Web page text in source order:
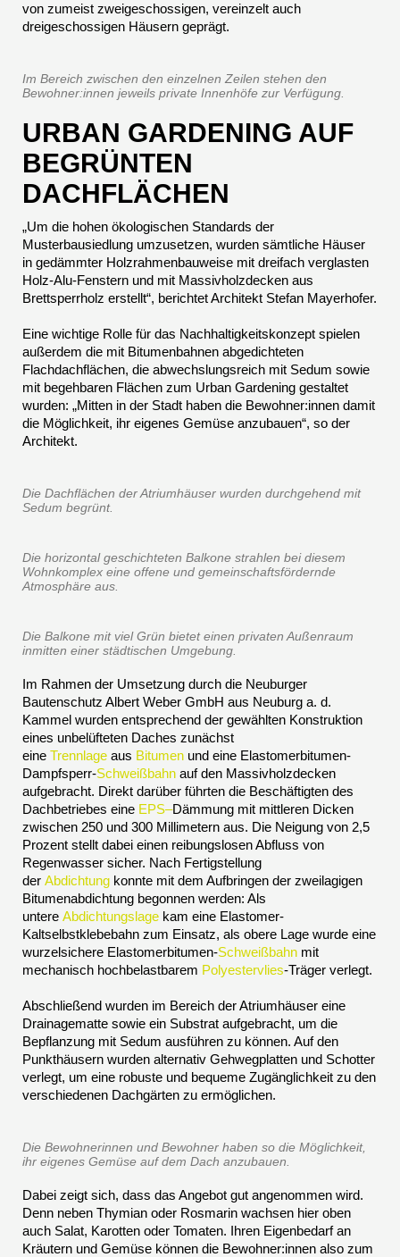
von zumeist zweigeschossigen, vereinzelt auch
dreigeschossigen Häusern geprägt.
Im Bereich zwischen den einzelnen Zeilen stehen den
Bewohner:innen jeweils private Innenhöfe zur Verfügung.
URBAN GARDENING AUF
BEGRÜNTEN
DACHFLÄCHEN
„Um die hohen ökologischen Standards der
Musterbausiedlung umzusetzen, wurden sämtliche Häuser
in gedämmter Holzrahmenbauweise mit dreifach verglasten
Holz-Alu-Fenstern und mit Massivholzdecken aus
Brettsperrholz erstellt“, berichtet Architekt Stefan Mayerhofer.
Eine wichtige Rolle für das Nachhaltigkeitskonzept spielen
außerdem die mit Bitumenbahnen abgedichteten
Flachdachflächen, die abwechslungsreich mit Sedum sowie
mit begehbaren Flächen zum Urban Gardening gestaltet
wurden: „Mitten in der Stadt haben die Bewohner:innen damit
die Möglichkeit, ihr eigenes Gemüse anzubauen“, so der
Architekt.
Die Dachflächen der Atriumhäuser wurden durchgehend mit
Sedum begrünt.
Die horizontal geschichteten Balkone strahlen bei diesem
Wohnkomplex eine offene und gemeinschaftsfördernde
Atmosphäre aus.
Die Balkone mit viel Grün bietet einen privaten Außenraum
inmitten einer städtischen Umgebung.
Im Rahmen der Umsetzung durch die Neuburger
Bautenschutz Albert Weber GmbH aus Neuburg a. d.
Kammel wurden entsprechend der gewählten Konstruktion
eines unbelüfteten Daches zunächst
eine Trennlage aus Bitumen und eine Elastomerbitumen-
Dampfsperr-Schweißbahn auf den Massivholzdecken
aufgebracht. Direkt darüber führten die Beschäftigten des
Dachbetriebes eine EPS–Dämmung mit mittleren Dicken
zwischen 250 und 300 Millimetern aus. Die Neigung von 2,5
Prozent stellt dabei einen reibungslosen Abfluss von
Regenwasser sicher. Nach Fertigstellung
der Abdichtung konnte mit dem Aufbringen der zweilagigen
Bitumenabdichtung begonnen werden: Als
untere Abdichtungslage kam eine Elastomer-
Kaltselbstklebebahn zum Einsatz, als obere Lage wurde eine
wurzelsichere Elastomerbitumen-Schweißbahn mit
mechanisch hochbelastbarem Polyestervlies-Träger verlegt.
Abschließend wurden im Bereich der Atriumhäuser eine
Drainagematte sowie ein Substrat aufgebracht, um die
Bepflanzung mit Sedum ausführen zu können. Auf den
Punkthäusern wurden alternativ Gehwegplatten und Schotter
verlegt, um eine robuste und bequeme Zugänglichkeit zu den
verschiedenen Dachgärten zu ermöglichen.
Die Bewohnerinnen und Bewohner haben so die Möglichkeit,
ihr eigenes Gemüse auf dem Dach anzubauen.
Dabei zeigt sich, dass das Angebot gut angenommen wird.
Denn neben Thymian oder Rosmarin wachsen hier oben
auch Salat, Karotten oder Tomaten. Ihren Eigenbedarf an
Kräutern und Gemüse können die Bewohner:innen also zum